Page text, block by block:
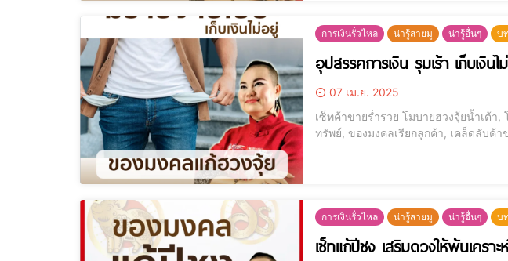
การเงินรั่วไหล น่ารู้สายมู น่ารู้อื่นๆ บ
อุปสรรคการเงิน รุมเร้า เก็บเงิ
07 เม.ย. 2025
เซ็ทค้าขายร่ำรวย โมบายฮวงจุ้ยน้ำเต้า
ทรัพย์, ของมงคลเรียกลูกค้า, เคล็ดลับค้
การเงินรั่วไหล น่ารู้สายมู น่ารู้อื่นๆ บ
เซ็ทแก้ปีชง เสริมดวงให้พ้นเคร